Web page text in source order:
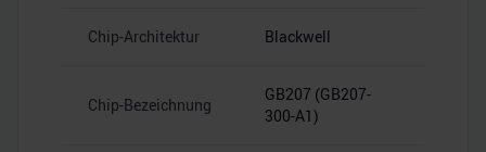
Chip-Architektur Blackwell
Chip-Bezeichnung
GB207 (GB207-
300-A1)